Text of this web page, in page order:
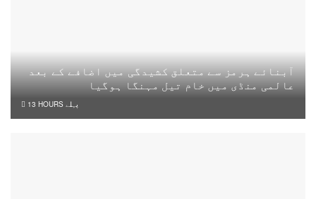
آبنائے ہرمز سے متعلق کشیدگی میں اضافے کے بعد
عالمی منڈی میں خام تیل مہنگا ہوگیا
13 HOURS پہلے